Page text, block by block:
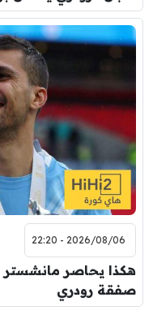
2026/08/06 - 22:20
هكذا يحاصر مانشستر
صفقة رودري